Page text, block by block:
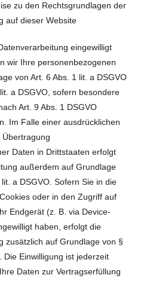
zu den Rechtsgrundlagen der
auf dieser Website
eingewilligt
wir Ihre personenbezogenen
von Art. 6 Abs. 1 lit. a DSGVO
a DSGVO, sofern besondere
Art. 9 Abs. 1 DSGVO
Im Falle einer ausdrücklichen
Übertragung
Daten in Drittstaaten erfolgt
außerdem auf Grundlage
a DSGVO. Sofern Sie in die
oder in den Zugriff auf
Endgerät (z. B. via Device-
haben, erfolgt die
zusätzlich auf Grundlage von §
Die Einwilligung ist jederzeit
Daten zur Vertragserfüllung